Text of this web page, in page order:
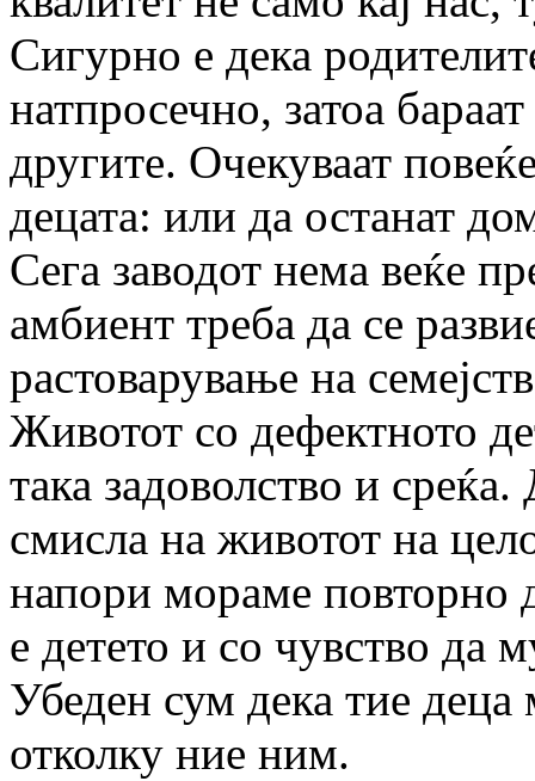
Сигурно е дека
натпросечно, затоа
другите. Очекуваат
децата: или да останат
Сега заводот нема веќе
амбиент треба да се
растоварување на
Животот со дефектното
така задоволство и
смисла на животот на
напори мораме повторно
е детето и со чувство да
Убеден сум дека тие
отколку ние ним.